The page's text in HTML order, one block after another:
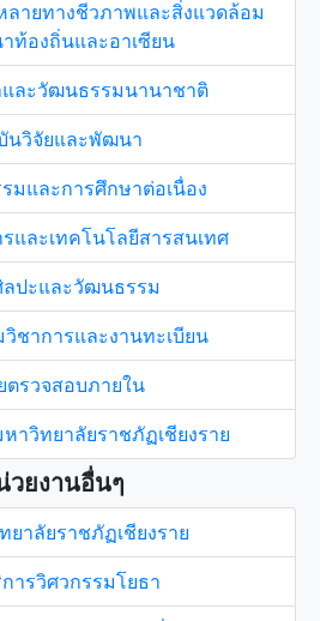
ายทางชีวภาพและสิ่งแวดล้อม
ท้องถิ่นและอาเซียน
ละวัฒนธรรมนานาชาติ
นวิจัยและพัฒนา
มและการศึกษาต่อเนื่อง
และเทคโนโลยีสารสนเทศ
ปะและวัฒนธรรม
วิชาการและงานทะเบียน
ตรวจสอบภายใน
าวิทยาลัยราชภัฏเชียงราย
วยงานอื่นๆ
ยาลัยราชภัฏเชียงราย
ารวิศวกรรมโยธา